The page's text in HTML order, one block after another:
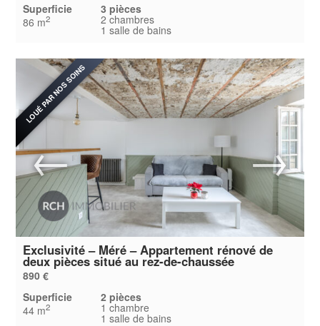
Superficie
86 m2
3 pièces
2 chambres
1 salle de bains
LOUÉ PAR NOS SOINS
Exclusivité – Méré – Appartement rénové de
deux pièces situé au rez-de-chaussée
890 €
Superficie
44 m2
2 pièces
1 chambre
1 salle de bains